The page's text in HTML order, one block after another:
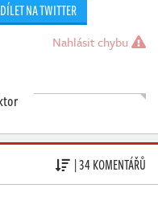
NA TWITTER
Nahlásit chybu
| 34 KOMENTÁŘŮ